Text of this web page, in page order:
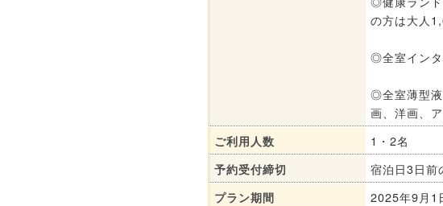
の方は大人
◎全室インタ
◎全室薄型
画、洋画、
ご利用人数 1・2名
予約受付締切 宿泊日3日前
プラン期間 2025年9月1